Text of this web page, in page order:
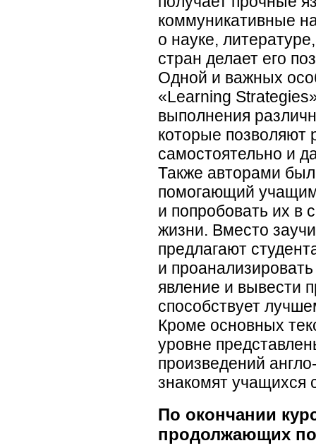
коммуникативные
о науке,
стран делает его
Одной и важных
«Learning
выполнения
которые позволяют
самостоятельно и
Также авторами
помогающий
и попробовать их в
жизни. Вместо
предлагают
и
явление и вывести
способствует
Кроме основных
уровне
произведений
знакомят учащихся
По окончании
продолжающих